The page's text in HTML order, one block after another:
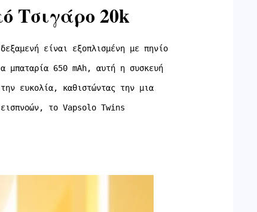
Τσιγάρο 20k
είναι εξοπλισμένη με πηνίο
μπαταρία 650 mAh, αυτή η συσκευή
ευκολία, καθιστώντας την μια
το Vapsolo Twins